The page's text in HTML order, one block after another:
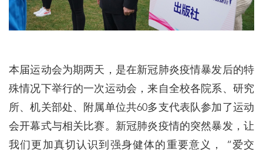
本届运动会为期两天，是在新冠肺炎疫情暴发后的特
殊情况下举行的一次运动会，来自全校各院系、研究
所、机关部处、附属单位共60多支代表队参加了运动
会开幕式与相关比赛。新冠肺炎疫情的突然暴发，让
我们更加真切认识到强身健体的重要意义， “爱交